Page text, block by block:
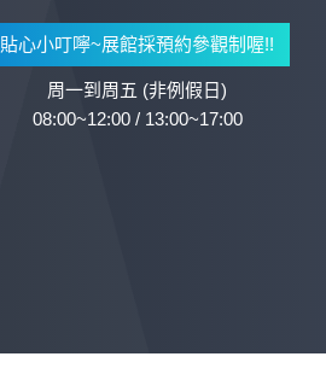
貼心小叮嚀~展館採預約參觀制喔!!
周一到周五 (非例假日)
08:00~12:00 / 13:00~17:00